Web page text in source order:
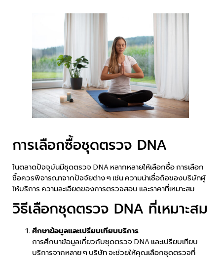
การเลือกซื้อชุดตรวจ DNA
ในตลาดปัจจุบันมีชุดตรวจ DNA หลากหลายให้เลือกซื้อ การเลือก
ซื้อควรพิจารณาจากปัจจัยต่าง ๆ เช่น ความน่าเชื่อถือของบริษัทผู้
ให้บริการ ความละเอียดของการตรวจสอบ และราคาที่เหมาะสม
วิธีเลือกชุดตรวจ DNA ที่เหมาะสม
ศึกษาข้อมูลและเปรียบเทียบบริการ
การศึกษาข้อมูลเกี่ยวกับชุดตรวจ DNA และเปรียบเทียบ
บริการจากหลาย ๆ บริษัท จะช่วยให้คุณเลือกชุดตรวจที่